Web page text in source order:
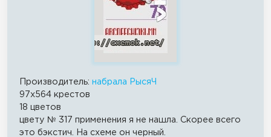
Производитель: набрала РысяЧ
97x564 крестов
18 цветов
цвету № 317 применения я не нашла. Скорее всего
это бэкстич. На схеме он черный.